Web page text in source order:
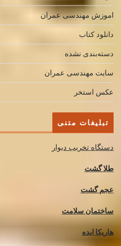
اموزش مهندسی عمران
دانلود کتاب
دسته‌بندی نشده
سایت مهندسی عمران
عکس استخر
تبلیغات متنی
دستگاه تخریب دیوار
طلا گشت
عجم گشت
ساختمان سلامت
هاریکا ایده